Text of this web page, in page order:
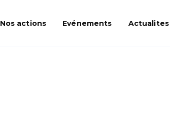
Nos actions Evénements Actualites